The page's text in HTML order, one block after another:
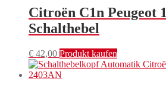
Citroën C1n Peugeot
Schalthebel
€ 42,00 Produkt kaufen